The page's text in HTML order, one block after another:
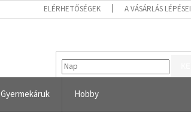
ELÉRHETŐSÉGEK A VÁSÁRLÁS LÉPÉSEI
Gyermekáruk Hobby